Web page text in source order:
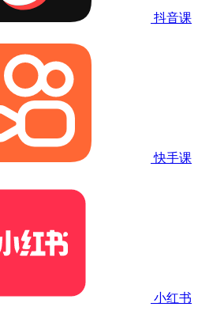
抖音课
快手课
小红书